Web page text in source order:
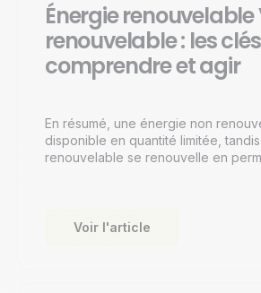
Énergie renouvelable
renouvelable : les
comprendre et agir
En résumé, une énergie non
disponible en quantité limitée,
renouvelable se renouvelle en
Voir l'article